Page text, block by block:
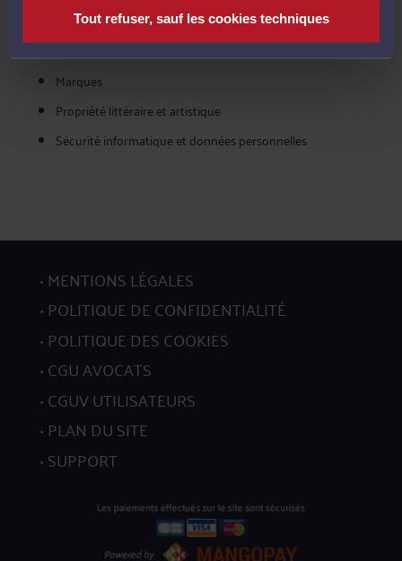
Tout refuser, sauf les cookies techniques
Contrats informatiques, sites web, logiciels, CGV
Dessins et modèles
Marques
Propriété littéraire et artistique
Sécurité informatique et données personnelles
MENTIONS LÉGALES
POLITIQUE DE CONFIDENTIALITÉ
POLITIQUE DES COOKIES
CGU AVOCATS
CGUV UTILISATEURS
PLAN DU SITE
SUPPORT